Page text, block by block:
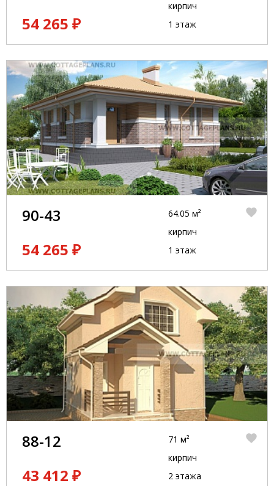
54 265 ₽
кирпич
1 этаж
90-43
54 265 ₽
64.05 м²
кирпич
1 этаж
88-12
43 412 ₽
71 м²
кирпич
2 этажа